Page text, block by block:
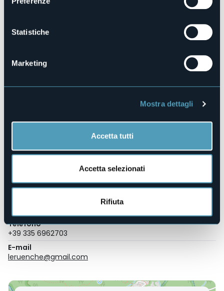
Statistiche
Marketing
Mostra dettagli
Accetta tutti
Accetta selezionati
Rifiuta
Ivana Teruggi
La scultura lignea nella chiesa di San Brizio
Elena Poletti Ecclesia
Dalla chiesa al territorio: note sul tessuto economico-
Gruppo Sportivo Cossognese e Associazione Le Ruènche
Telefono
+39 335 6962703
E-mail
leruenche@gmail.com